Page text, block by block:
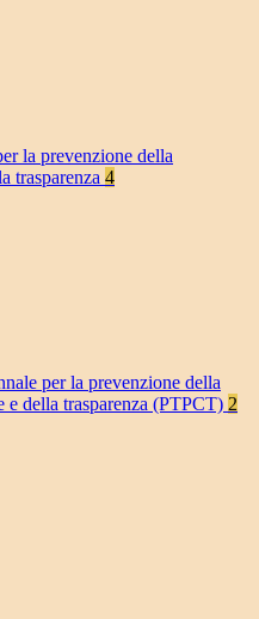
la prevenzione della
trasparenza 4
per la prevenzione della
e della trasparenza (PTPCT) 2